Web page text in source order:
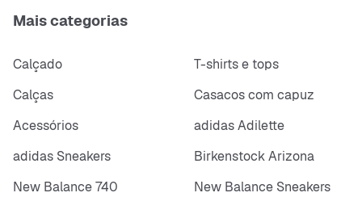
Mais categorias
Calçado
T-shirts e tops
Calças
Casacos com capuz
Acessórios
adidas Adilette
adidas Sneakers
Birkenstock Arizona
New Balance 740
New Balance Sneakers